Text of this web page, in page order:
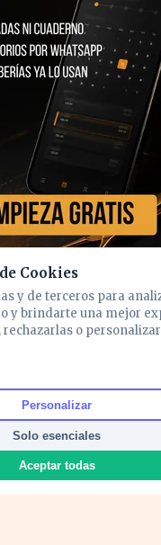
Cookies
y de terceros para
y brindarte una mejor
rechazarlas o
Personalizar
Solo esenciales
Aceptar todas